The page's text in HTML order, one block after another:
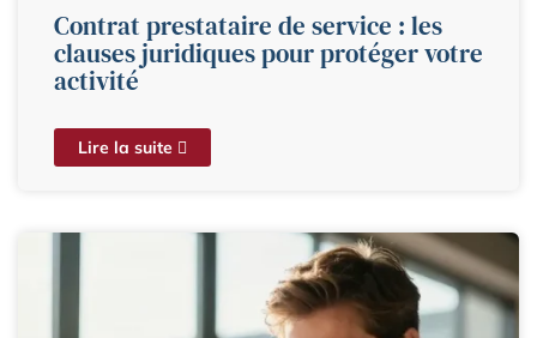
Contrat prestataire de service : les
clauses juridiques pour protéger votre
activité
Lire la suite